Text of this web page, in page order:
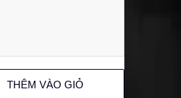
THÊM VÀO GIỎ